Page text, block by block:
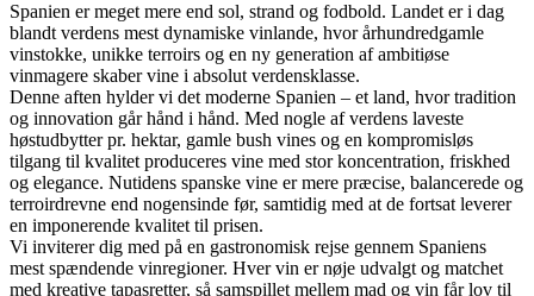
Spanien er meget mere end sol, strand og fodbold. Landet er i dag
blandt verdens mest dynamiske vinlande, hvor århundredgamle
vinstokke, unikke terroirs og en ny generation af ambitiøse
vinmagere skaber vine i absolut verdensklasse.
Denne aften hylder vi det moderne Spanien – et land, hvor tradition
og innovation går hånd i hånd. Med nogle af verdens laveste
høstudbytter pr. hektar, gamle bush vines og en kompromisløs
tilgang til kvalitet produceres vine med stor koncentration, friskhed
og elegance. Nutidens spanske vine er mere præcise, balancerede og
terroirdrevne end nogensinde før, samtidig med at de fortsat leverer
en imponerende kvalitet til prisen.
Vi inviterer dig med på en gastronomisk rejse gennem Spaniens
mest spændende vinregioner. Hver vin er nøje udvalgt og matchet
med kreative tapasretter, så samspillet mellem mad og vin får lov til